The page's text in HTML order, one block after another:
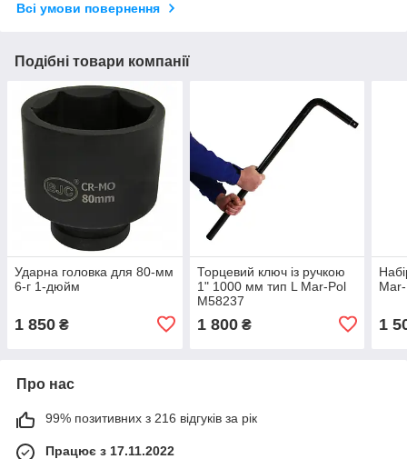
Всі умови повернення
Подібні товари компанії
Ударна головка для 80-мм
6-г 1-дюйм
1 850 ₴
Торцевий ключ із ручкою
1" 1000 мм тип L Mar-Pol
M58237
1 800₴ 1
Про нас
99% позитивних з 216 відгуків за рік
Працює з 17.11.2022